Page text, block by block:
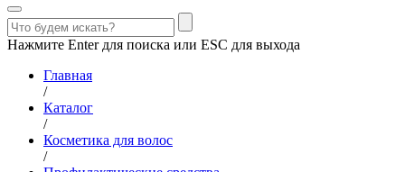
Нажмите Enter для поиска или ESC для выхода
Главная
/
Каталог
/
Косметика для волос
/